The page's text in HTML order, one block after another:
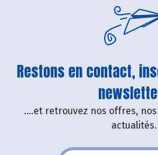
Restons en contact,
....et retrouvez nos offres,
actualités.